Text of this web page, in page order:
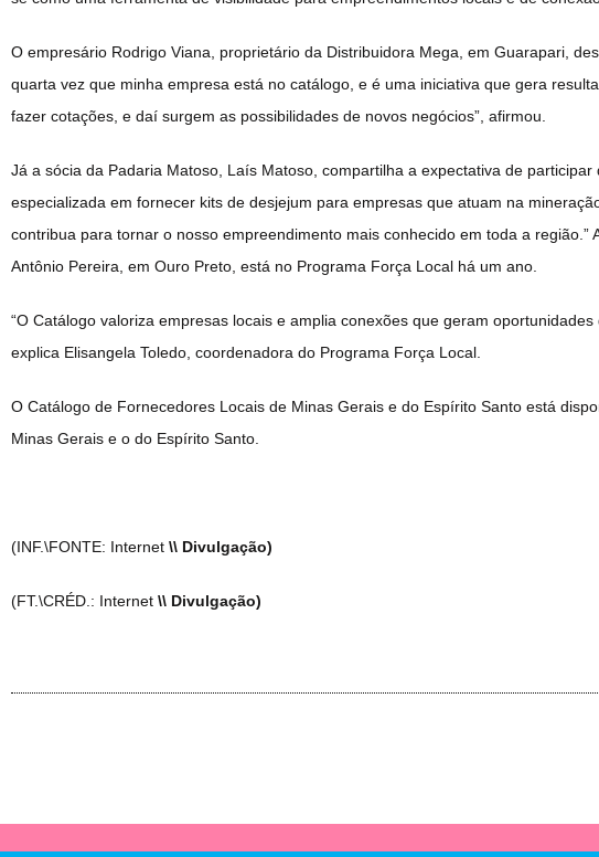
O empresário Rodrigo Viana, proprietário da Distribuidora Mega, em Guarapari,
quarta vez que minha empresa está no catálogo, e é uma iniciativa que gera
fazer cotações, e daí surgem as possibilidades de novos negócios”, afirmou.
Já a sócia da Padaria Matoso, Laís Matoso, compartilha a expectativa de
especializada em fornecer kits de desjejum para empresas que atuam na
contribua para tornar o nosso empreendimento mais conhecido em toda a
Antônio Pereira, em Ouro Preto, está no Programa Força Local há um ano.
“O Catálogo valoriza empresas locais e amplia conexões que geram
explica Elisangela Toledo, coordenadora do Programa Força Local.
O Catálogo de Fornecedores Locais de Minas Gerais e do Espírito Santo está
Minas Gerais e o do Espírito Santo.
(INF.\FONTE: Internet \\ Divulgação)
(FT.\CRÉD.: Internet \\ Divulgação)